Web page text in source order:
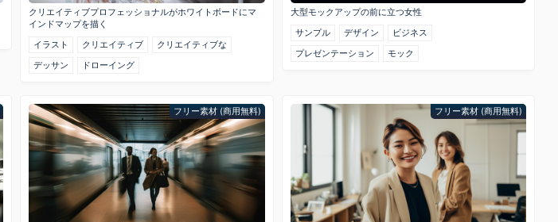
クリエイティブプロフェッショナルがホワイトボードにマ
インドマップを描く
イラスト
クリエイティブ
クリエイティブな
デッサン
ドローイング
大型モックアップの前に立つ女性
サンプル
デザイン
ビジネス
プレゼンテーション
モック
フリー素材 (商用無料) フリー素材 (商用無料)